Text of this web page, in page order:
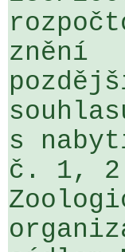
znění
s
č. 1, 2